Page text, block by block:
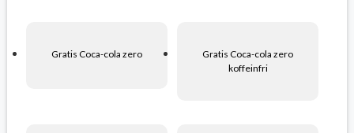
Gratis Coca-cola zero
Gratis Coca-cola zero
koffeinfri